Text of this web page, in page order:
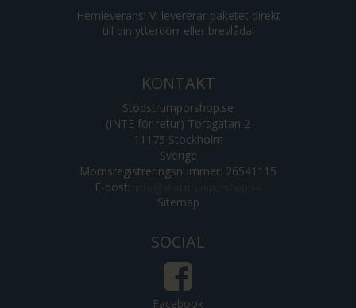
Hemleverans! Vi levererar paketet direkt
till din ytterdörr eller brevlåda!
KONTAKT
Stödstrumporshop.se
(INTE för retur) Torsgatan 2
11175 Stockholm
Sverige
Momsregistreringsnummer: 26541115
E-post:
Sitemap
SOCIAL
Facebook